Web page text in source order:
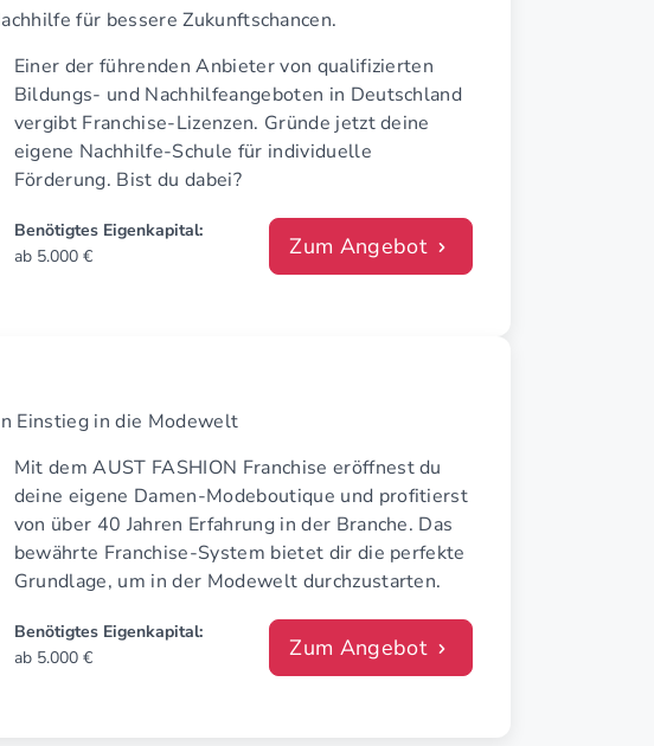
für bessere Zukunftschancen.
Einer der führenden Anbieter von qualifizierten
Bildungs- und Nachhilfeangeboten in Deutschland
vergibt Franchise-Lizenzen. Gründe jetzt deine
eigene Nachhilfe-Schule für individuelle
Förderung. Bist du dabei?
Benötigtes Eigenkapital:
ab 5.000 €
Zum Angebot
Einstieg in die Modewelt
Mit dem AUST FASHION Franchise eröffnest du
deine eigene Damen-Modeboutique und profitierst
von über 40 Jahren Erfahrung in der Branche. Das
bewährte Franchise-System bietet dir die perfekte
Grundlage, um in der Modewelt durchzustarten.
Benötigtes Eigenkapital:
ab 5.000 €
Zum Angebot